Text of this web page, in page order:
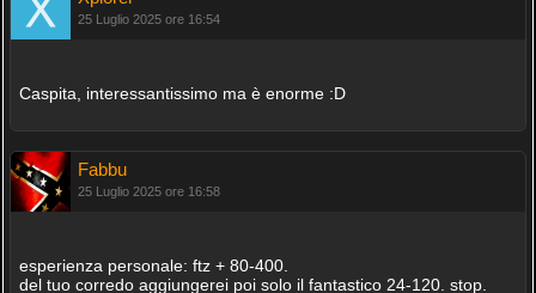
25 Luglio 2025 ore 16:54
Caspita, interessantissimo ma è enorme :D
Fabbu
25 Luglio 2025 ore 16:58
esperienza personale: ftz + 80-400.
del tuo corredo aggiungerei poi solo il fantastico 24-120. stop.